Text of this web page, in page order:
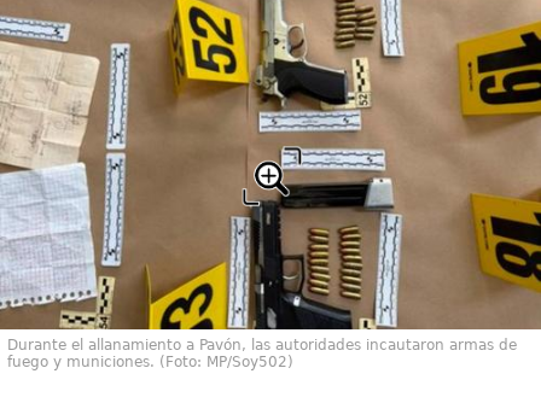
Durante el allanamiento a Pavón, las autoridades incautaron armas de
fuego y municiones. (Foto: MP/Soy502)